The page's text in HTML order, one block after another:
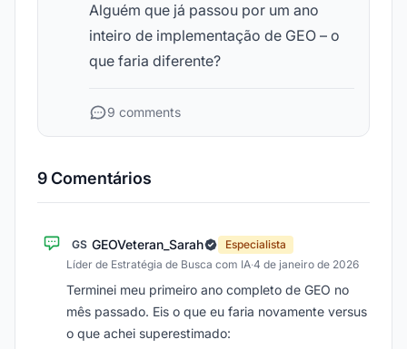
Alguém que já passou por um ano
inteiro de implementação de GEO – o
que faria diferente?
9 comments
9 Comentários
GS GEOVeteran_Sarah
Especialista
Líder de Estratégia de Busca com IA·4 de janeiro de 2026
Terminei meu primeiro ano completo de GEO no
mês passado. Eis o que eu faria novamente versus
o que achei superestimado: